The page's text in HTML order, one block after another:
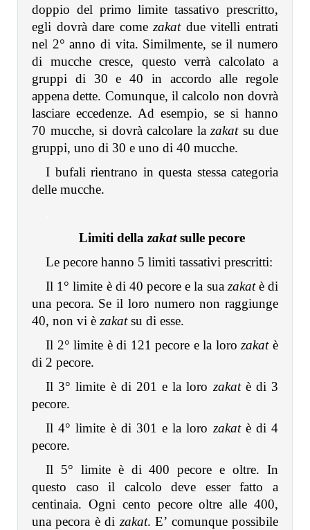
doppio del primo limite tassativo prescritto,
egli dovrà dare comezakatdue vitelli entrati
nel 2° anno di vita. Similmente, se il numero
di mucche cresce, questo verrà calcolato a
gruppi di 30 e 40 in accordo alle regole
appena dette. Comunque, il calcolo non dovrà
lasciare eccedenze. Ad esempio, se si hanno
70 mucche, si dovrà calcolare la zakatsu due
gruppi, uno di 30 e uno di 40 mucche.
I bufali rientrano in questa stessa categoria
delle mucche.
Limiti della zakatsulle pecore
Le pecore hanno 5 limiti tassativi prescritti:
Il 1° limite è di 40 pecore e la sua zakatè di
una pecora. Se il loro numero non raggiunge
40, non vi è zakatsu di esse.
Il 2° limite è di 121 pecore e la lorozakatè
di 2 pecore.
Il 3° limite è di 201 e la loro zakatè di 3
pecore.
Il 4° limite è di 301 e la loro zakatè di 4
pecore.
Il 5° limite è di 400 pecore e oltre. In
questo caso il calcolo deve esser fatto a
centinaia. Ogni cento pecore oltre alle 400,
una pecora è di zakat. E’ comunque possibile